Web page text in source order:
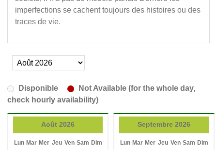
imperfections se cachent toujours des histoires ou des
traces de vie.
Disponible
Not Available (for the whole day,
check hourly availability)
Août 2026
Lun Mar Mer Jeu Ven Sam Dim
Septembre 2026
Lun Mar Mer Jeu Ven Sam Dim